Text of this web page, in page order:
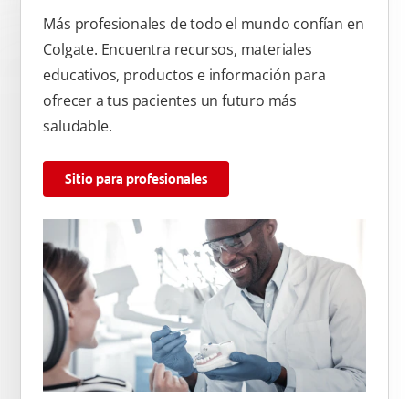
Más profesionales de todo el mundo confían en
Colgate. Encuentra recursos, materiales
educativos, productos e información para
ofrecer a tus pacientes un futuro más
saludable.
Sitio para profesionales